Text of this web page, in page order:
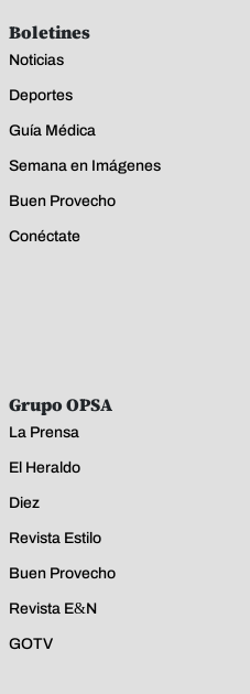
Boletines
Noticias
Deportes
Guía Médica
Semana en Imágenes
Buen Provecho
Conéctate
Grupo OPSA
La Prensa
El Heraldo
Diez
Revista Estilo
Buen Provecho
Revista E&N
GOTV